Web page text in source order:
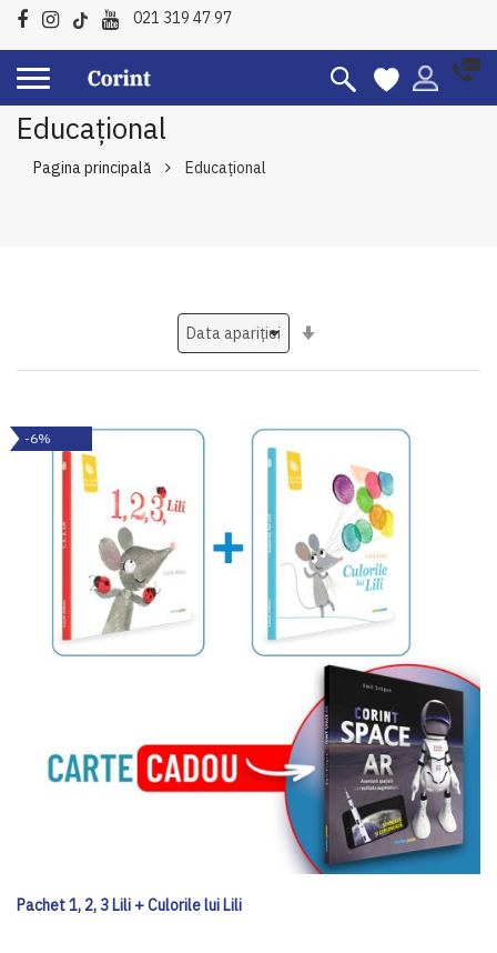
021 319 47 97
Educațional
Pagina principală Educațional
-6%
Pachet 1, 2, 3 Lili + Culorile lui Lili